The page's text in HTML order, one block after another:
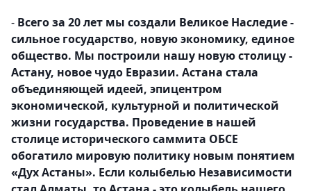
- Всего за 20 лет мы создали Великое Наследие -
сильное государство, новую экономику, единое
общество. Мы построили нашу новую столицу -
Астану, новое чудо Евразии. Астана стала
объединяющей идеей, эпицентром
экономической, культурной и политической
жизни государства. Проведение в нашей
столице исторического саммита ОБСЕ
обогатило мировую политику новым понятием
«Дух Астаны». Если колыбелью Независимости